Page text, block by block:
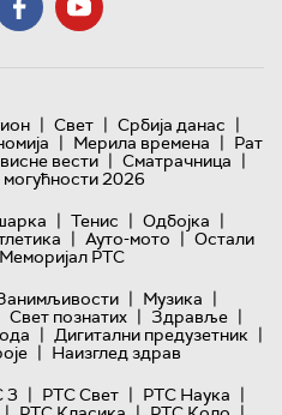
| Свет | Србија данас |
| Мерила времена | Рат
вести | Сматрачница |
2026
| Тенис | Одбојка |
| Ауто-мото | Остали
Меморијал РТС
| Музика |
Свет познатих | Здравље |
| Дигитални предузетник |
| Наизглед здрав
3 | РТС Свет | РТС Наука |